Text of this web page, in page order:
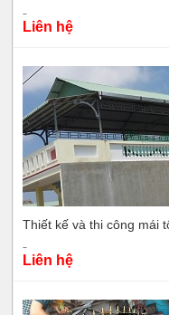
Liên hệ
Thiết kế và thi công mái
Liên hệ